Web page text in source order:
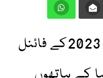
بھارت:کرکٹ ورلڈ کپ 2023کے فائنل